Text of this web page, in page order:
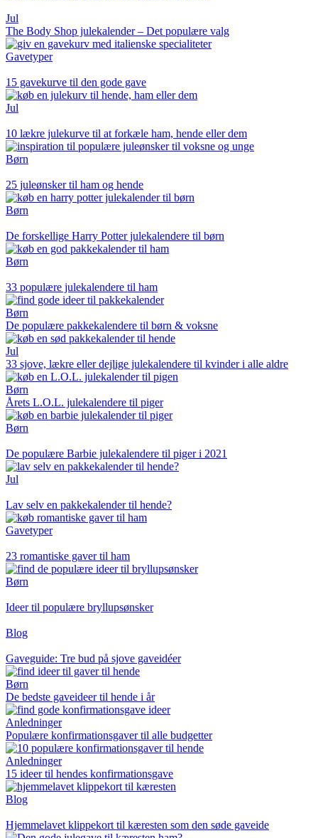
Jul
The Body Shop julekalender – Det populære valg
Gavetyper
15 gavekurve til den gode gave
Jul
10 lækre julekurve til at forkæle ham, hende eller dem
Børn
25 juleønsker til ham og hende
Børn
De forskellige Harry Potter julekalendere til børn
Børn
33 populære julekalendere til ham
Børn
De populære pakkekalendere til børn & voksne
Jul
33 sjove, lækre eller dejlige julekalendere til kvinder i alle aldre
Børn
Årets L.O.L. julekalendere til piger
Børn
De populære Barbie julekalendere til piger i 2021
Jul
Lav selv en pakkekalender til hende?
Gavetyper
23 romantiske gaver til ham
Børn
Ideer til populære bryllupsønsker
Blog
Gaveguide: Tre bud på sjove gaveidéer
Børn
De bedste gaveideer til hende i år
Anledninger
Populære konfirmationsgaver til alle budgetter
Anledninger
15 ideer til hendes konfirmationsgave
Blog
Hjemmelavet klippekort til kæresten som den søde gaveide